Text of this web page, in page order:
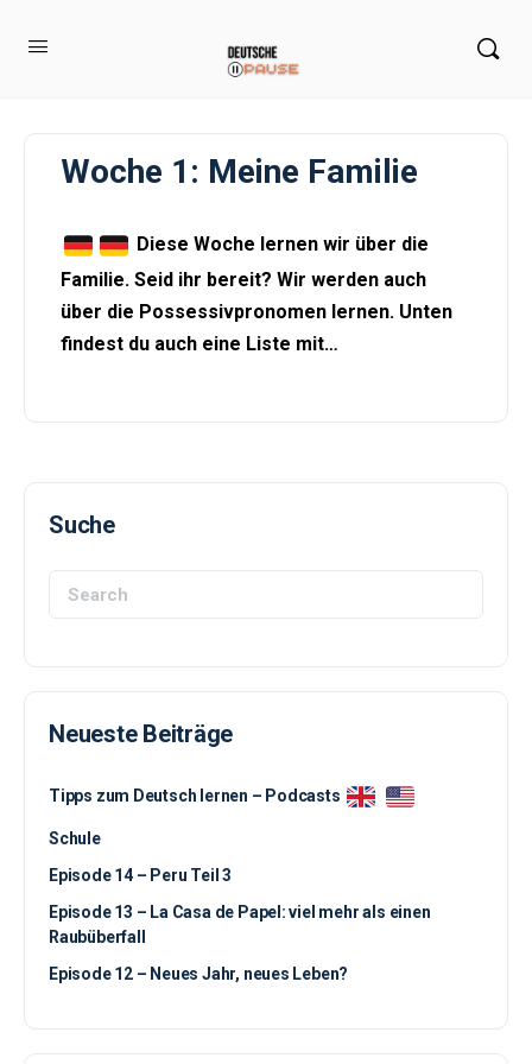
Woche 1: Meine Familie
Diese Woche lernen wir über die
Familie. Seid ihr bereit? Wir werden auch
über die Possessivpronomen lernen. Unten
findest du auch eine Liste mit…
Suche
Search
for:
Neueste Beiträge
Tipps zum Deutsch lernen – Podcasts
Schule
Episode 14 – Peru Teil 3
Episode 13 – La Casa de Papel: viel mehr als einen
Raubüberfall
Episode 12 – Neues Jahr, neues Leben?